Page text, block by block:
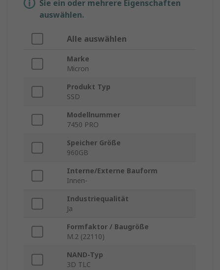
Sie ein oder mehrere Eigenschaften
auswählen.
Alle auswählen
Marke
Micron
Produkt Typ
SSD
Modellnummer
7450 PRO
Speicher Größe
960GB
Interne/Externe Bauform
Innen-
Industriequalität
Ja
Formfaktor / Baugröße
M.2 (22110)
NAND-Typ
3D TLC